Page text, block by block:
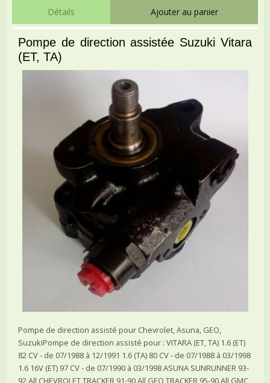
Détails Ajouter au panier
Pompe de direction assistée Suzuki Vitara
(ET, TA)
Pompe de direction assisté pour Chevrolet, Asuna, GEO,
SuzukiPompe de direction assisté pour : VITARA (ET, TA) 1.6 (ET)
82 CV - de 07/1988 à 12/1991 1.6 (TA) 80 CV - de 07/1988 à 03/1998
1.6 16V (ET) 97 CV - de 07/1990 à 03/1998 ASUNA SUNRUNNER 93-
92 All CHEVROLET TRACKER 91-90 All GEO TRACKER 95-90 All GMC